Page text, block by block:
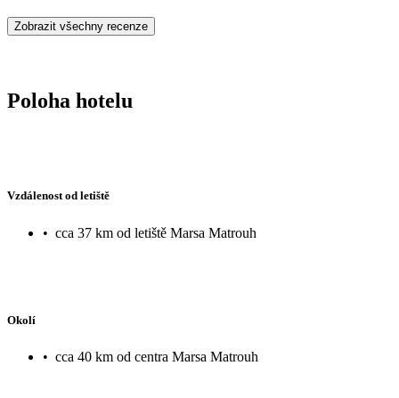
Zobrazit všechny recenze
Poloha hotelu
Vzdálenost od letiště
• cca 37 km od letiště Marsa Matrouh
Okolí
• cca 40 km od centra Marsa Matrouh